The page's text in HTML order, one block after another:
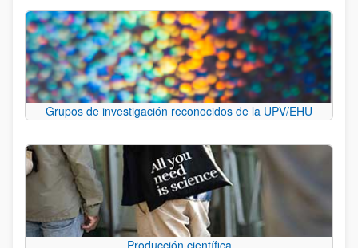
Grupos de investigación reconocidos de la UPV/EHU